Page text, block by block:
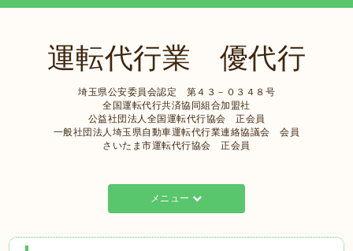
運転代行業 優代行
埼玉県公安委員会認定 第４３－０３４８号
全国運転代行共済協同組合加盟社
公益社団法人全国運転代行協会 正会員
一般社団法人埼玉県自動車運転代行業連絡協議会 会員
さいたま市運転代行協会 正会員
メニュー